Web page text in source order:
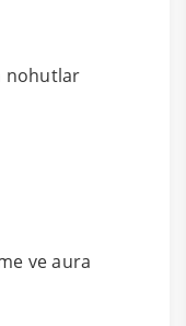
nohutlar
ve aura